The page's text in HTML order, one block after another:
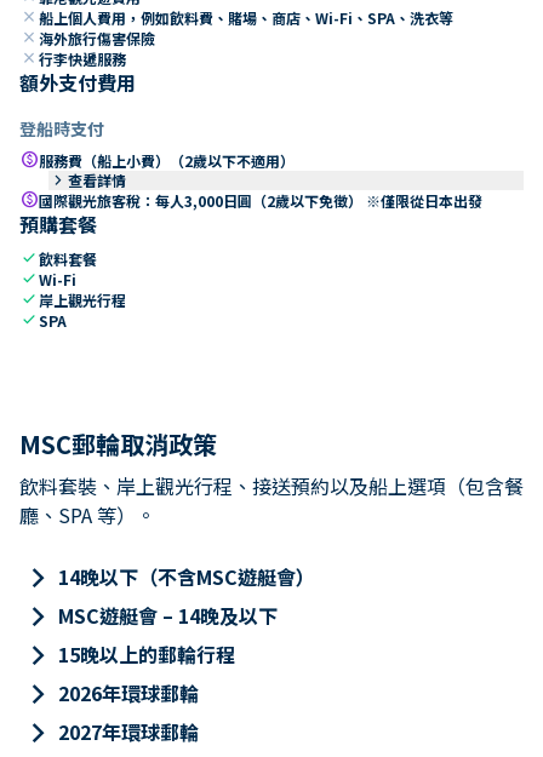
close 船上個人費用，例如飲料費、賭場、商店、Wi-Fi、SPA、洗衣等
close 海外旅行傷害保險
close 行李快遞服務
額外支付費用
登船時支付
paid服務費（船上小費）（2歲以下不適用）
keyboard_arrow_right 查看詳情
paid國際觀光旅客稅：每人3,000日圓（2歲以下免徵） ※僅限從日本出發
預購套餐
check飲料套餐
checkWi-Fi
check 岸上觀光行程
checkSPA
MSC郵輪取消政策
飲料套裝、岸上觀光行程、接送預約以及船上選項（包含餐
廳、SPA 等）。
keyboard_arrow_right 14晚以下（不含MSC遊艇會）
keyboard_arrow_right MSC遊艇會 – 14晚及以下
keyboard_arrow_right 15晚以上的郵輪行程
keyboard_arrow_right 2026年環球郵輪
keyboard_arrow_right 2027年環球郵輪